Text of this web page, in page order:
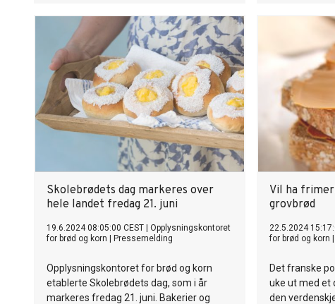
fra
Skolebrødets dag markeres over
hele landet fredag 21. juni
19.6.2024 08:05:00 CEST
Opplysningskontoret
for brød og korn
Pressemelding
Opplysningskontoret for brød og korn
etablerte Skolebrødets dag, som i år
markeres fredag 21. juni. Bakerier og
Vil ha
grovbrød
22.5.2024
for brød og korn
Det franske
uke ut med
den